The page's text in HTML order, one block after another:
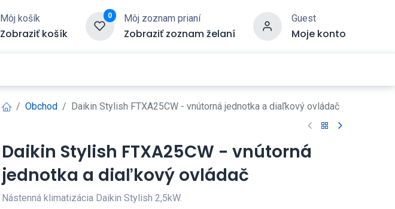
Môj košík
Zobraziť košík
0 Môj zoznam prianí
Zobraziť zoznam želaní
Guest
Moje konto
Obchod Daikin Stylish FTXA25CW - vnútorná jednotka a diaľkový ovládač
Daikin Stylish FTXA25CW - vnútorná
jednotka a diaľkový ovládač
Nástenná klimatizácia Daikin Stylish 2,5kW.